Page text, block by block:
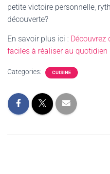
petite victoire personnelle,
découverte?
En savoir plus ici : Découvrez
faciles à réaliser au quotidien
Categories: CUISINE